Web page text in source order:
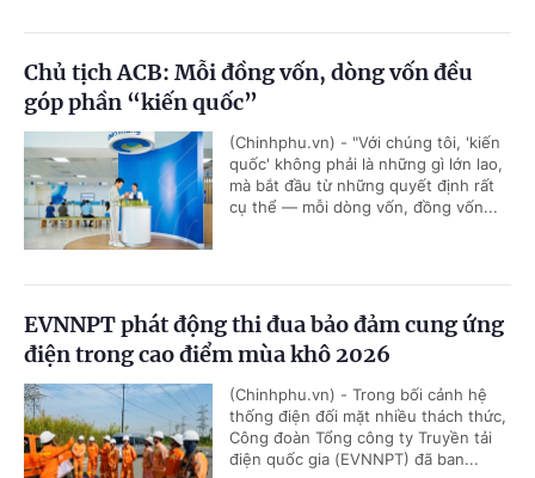
Chủ tịch ACB: Mỗi đồng vốn, dòng vốn đều
góp phần “kiến quốc”
(Chinhphu.vn) - "Với chúng tôi, 'kiến
quốc' không phải là những gì lớn lao,
mà bắt đầu từ những quyết định rất
cụ thể — mỗi dòng vốn, đồng vốn...
EVNNPT phát động thi đua bảo đảm cung ứng
điện trong cao điểm mùa khô 2026
(Chinhphu.vn) - Trong bối cảnh hệ
thống điện đối mặt nhiều thách thức,
Công đoàn Tổng công ty Truyền tải
điện quốc gia (EVNNPT) đã ban...